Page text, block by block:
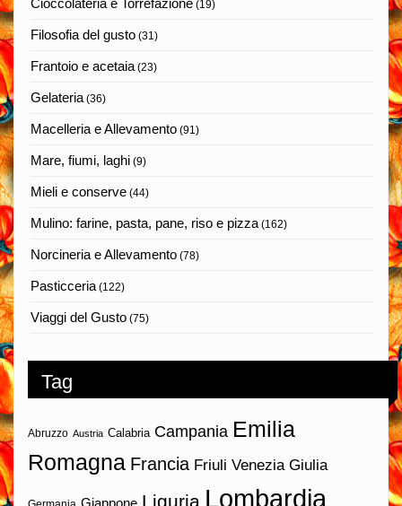
Cioccolateria e Torrefazione (19)
Filosofia del gusto (31)
Frantoio e acetaia(23)
Gelateria(36)
Macelleria e Allevamento (91)
Mare, fiumi, laghi (9)
Mieli e conserve (44)
Mulino: farine, pasta, pane, riso e pizza(162)
Norcineria e Allevamento (78)
Pasticceria(122)
Viaggi del Gusto (75)
Tag
Abruzzo Austria Calabria Campania Emilia
Romagna Francia Friuli Venezia Giulia
Liguria Lombardia